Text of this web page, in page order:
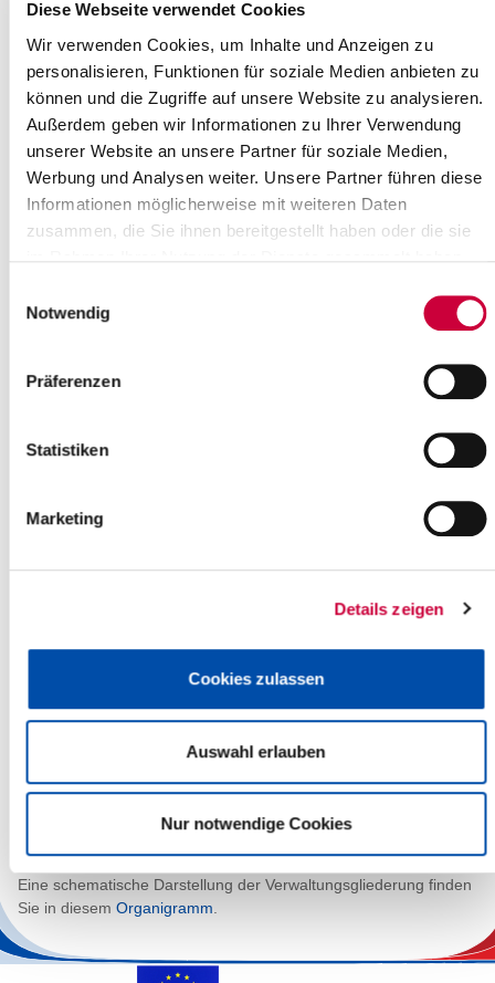
Diese Webseite verwendet Cookies
Wir verwenden Cookies, um Inhalte und Anzeigen zu
personalisieren, Funktionen für soziale Medien anbieten zu
können und die Zugriffe auf unsere Website zu analysieren.
Außerdem geben wir Informationen zu Ihrer Verwendung
unserer Website an unsere Partner für soziale Medien,
Werbung und Analysen weiter. Unsere Partner führen diese
Informationen möglicherweise mit weiteren Daten
zusammen, die Sie ihnen bereitgestellt haben oder die sie
Notwendig
Präferenzen
Statistiken
Marketing
Details zeigen
Cookies zulassen
Auswahl erlauben
Nur notwendige Cookies
© Gahtow
Landrat
Büro des Landrats - Presse- und
Öffentlichkeitsarbeit, Assistenz Landrat, Vorzimmer
Dezernat I - Interne Dienstleistungen
I2 Rechtsamt
Dezernat II - Soziales
II4 Amt für Teilhabe
III3 Veterinär- und Lebensmittelüberwachungsamt
Dezernat IV - Bauen und Umwelt
IV1 Amt für Umweltschutz
IV3 Amt für Kreisentwicklung
IV4 Amt für Kreisstraßen
Eine schematische Darstellung der Verwaltungsgliederung finden
Sie in diesem Organigramm